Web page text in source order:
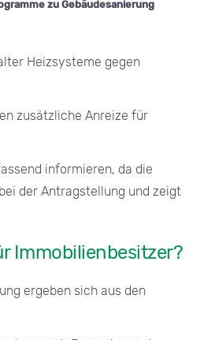
zu Gebäudesanierung
Heizsysteme gegen
zusätzliche Anreize für
informieren, da die
der Antragstellung und zeigt
Immobilienbesitzer?
ergeben sich aus den